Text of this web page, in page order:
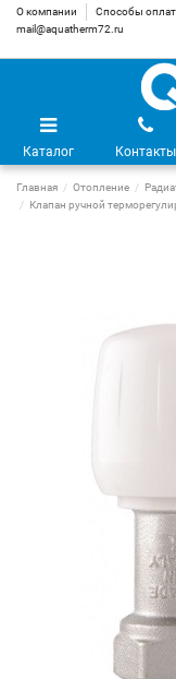
О компании Способы
mail@aquatherm72.ru
Каталог Контакты
Главная Отопление
Клапан ручной